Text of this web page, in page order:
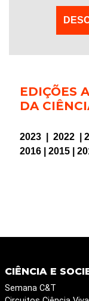
EDIÇÕES
DA
2023 2022
2016
2015
CIÊNCIA E
Semana C&T